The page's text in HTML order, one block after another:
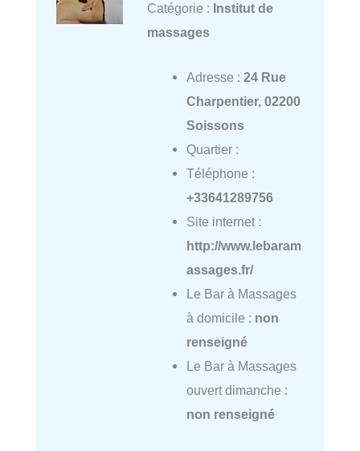
Catégorie : Institut de
massages
Adresse : 24 Rue
Charpentier, 02200
Soissons
Quartier :
Téléphone :
+33641289756
Site internet :
http://www.lebaram
assages.fr/
Le Bar à Massages
à domicile : non
renseigné
Le Bar à Massages
ouvert dimanche :
non renseigné